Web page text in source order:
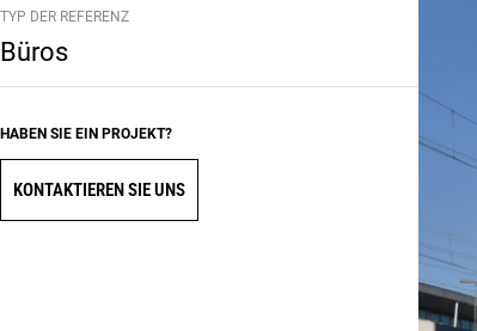
TYP DER REFERENZ
Büros
HABEN SIE EIN PROJEKT?
KONTAKTIEREN SIE UNS